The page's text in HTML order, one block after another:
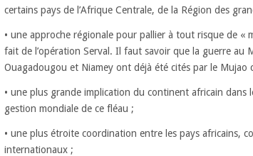
certains pays de l’Afrique Centrale, de la Région des
• une approche régionale pour pallier à tout risque de
fait de l’opération Serval. Il faut savoir que la guerre au
Ouagadougou et Niamey ont déjà été cités par le Mujao
• une plus grande implication du continent africain
gestion mondiale de ce fléau ;
• une plus étroite coordination entre les pays africains,
internationaux ;